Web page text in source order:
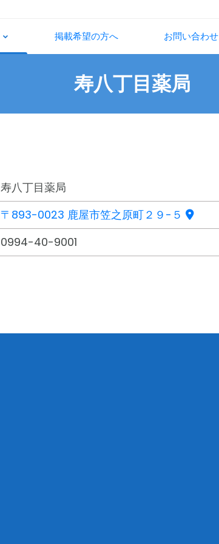
掲載希望の方へ お問い合わせ
寿八丁目薬局
寿八丁目薬局
〒893-0023 鹿屋市笠之原町２９-５
0994-40-9001